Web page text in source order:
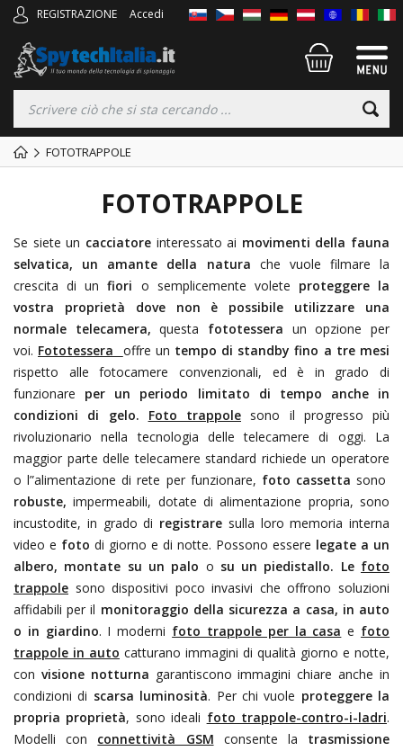
REGISTRAZIONE Accedi
FOTOTRAPPOLE
FOTOTRAPPOLE
Se siete un cacciatoreinteressato ai movimenti della fauna
selvatica, un amante della natura che vuole filmare la
crescita di unfiori o semplicemente volete proteggere la
vostra proprietà dove non è possibile utilizzare una
normale telecamera, questa fototessera un opzione per
voi. Fototessera offre un tempo di standby fino a tre mesi
rispetto alle fotocamere convenzionali, ed è in grado di
funzionare per un periodo limitato di tempo anche in
condizioni di gelo. Foto trappole sono il progresso più
rivoluzionario nella tecnologia delle telecamere di oggi. La
maggior parte delle telecamere standard richiede un operatore
o l”alimentazione di rete per funzionare, foto cassetta sono
robuste,impermeabili, dotate di alimentazione propria, sono
incustodite, in grado di registrare sulla loro memoria interna
video e foto di giorno e di notte. Possono essere legate a un
albero, montate su un palo o su un piedistallo. Le foto
trappole sono dispositivi poco invasivi che offrono soluzioni
affidabili per il monitoraggio della sicurezza a casa, in auto
o in giardino. I moderni foto trappole per la casa e foto
trappole in auto catturano immagini di qualità giorno e notte,
con visione notturna garantiscono immagini chiare anche in
condizioni di scarsa luminosità. Per chi vuole proteggere la
propria proprietà, sono ideali foto trappole-contro-i-ladri.
Modelli con connettività GSM consente la trasmissione